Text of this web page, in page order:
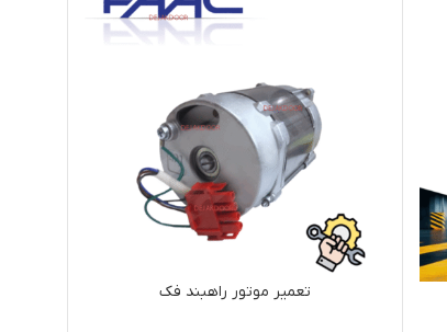
تعمیر موتور راهبند فک